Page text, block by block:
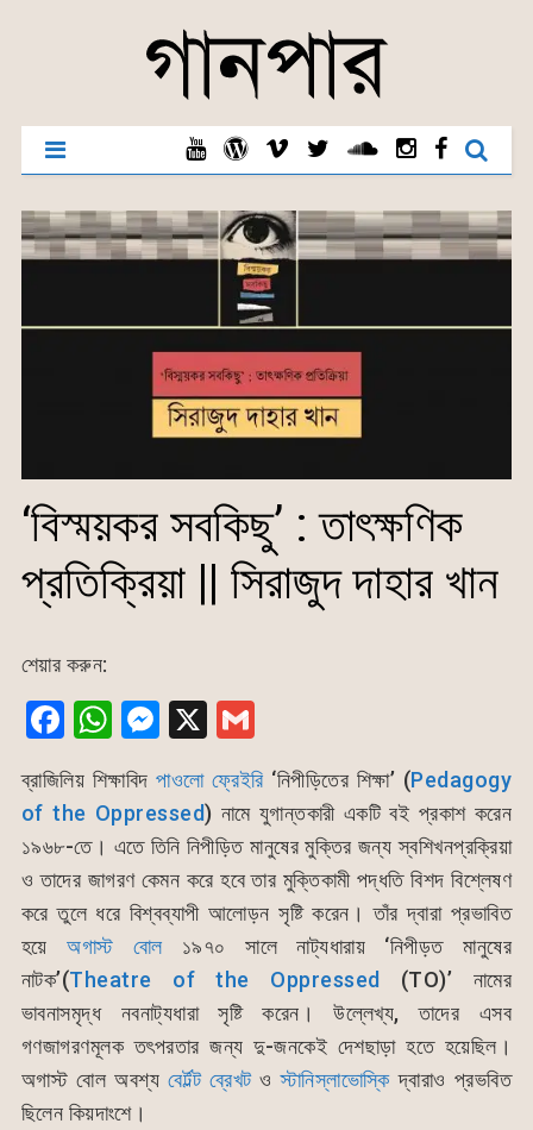
‘বিস্ময়কর সবকিছু’ : তাৎক্ষণিক
প্রতিক্রিয়া || সিরাজুদ দাহার খান
শেয়ার করুন:
F
a
c
e
b
o
o
k
W
h
at
s
A
p
p
M
s
s
e
n
g
er
X G
m
ai
l
ব্রাজিলিয় শিক্ষাবিদপাওলো ফ্রেইরি ‘নিপীড়িতের শিক্ষা’ (Pedagogy
of the Oppressed) নামে যুগান্তকারী একটি বই প্রকাশ করেন
১৯৬৮-তে। এতে তিনি নিপীড়িত মানুষের মুক্তির জন্য স্বশিখনপ্রক্রিয়া
ও তাদের জাগরণ কেমন করে হবে তার মুক্তিকামী পদ্ধতি বিশদ বিশ্লেষণ
করে তুলে ধরে বিশ্বব্যাপী আলোড়ন সৃষ্টি করেন। তাঁর দ্বারা প্রভাবিত
হয়েঅগাস্ট বোল১৯৭০ সালে নাট্যধারায় ‘নিপীড়ত মানুষের
নাটক’(Theatre of the Oppressed
(TO)’ নামের
ভাবনাসমৃদ্ধ নবনাট্যধারা সৃষ্টি করেন। উল্লেখ্য, তাদের এসব
গণজাগরণমূলক তৎপরতার জন্য দু-জনকেই দেশছাড়া হতে হয়েছিল।
অগাস্ট বোল অবশ্যবের্টল্ট ব্রেখটওস্টানিস্লাভোস্কিদ্বারাও প্রভবিত
ছিলেন কিয়দাংশে।